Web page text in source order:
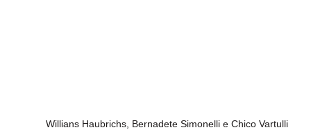
Willians Haubrichs, Bernadete Simonelli e Chico Vartulli